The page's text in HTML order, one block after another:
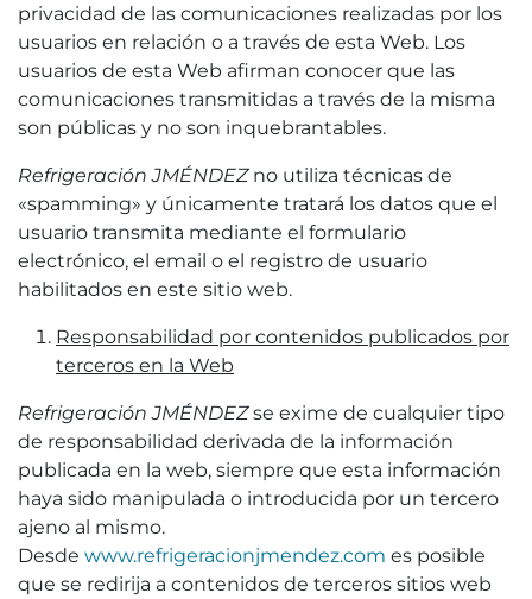
privacidad de las comunicaciones realizadas por los
usuarios en relación o a través de esta Web. Los
usuarios de esta Web afirman conocer que las
comunicaciones transmitidas a través de la misma
son públicas y no son inquebrantables.
Refrigeración JMÉNDEZno utiliza técnicas de
«spamming» y únicamente tratará los datos que el
usuario transmita mediante el formulario
electrónico, el email o el registro de usuario
habilitados en este sitio web.
Responsabilidad por contenidos publicados por
terceros en la Web
Refrigeración JMÉNDEZse exime de cualquier tipo
de responsabilidad derivada de la información
publicada en la web, siempre que esta información
haya sido manipulada o introducida por un tercero
ajeno al mismo.
Desde www.refrigeracionjmendez.com es posible
que se redirija a contenidos de terceros sitios web